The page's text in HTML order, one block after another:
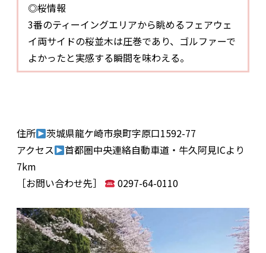
◎桜情報
3番のティーイングエリアから眺めるフェアウェ
イ両サイドの桜並木は圧巻であり、ゴルファーで
よかったと実感する瞬間を味わえる。
住所
茨城県龍ケ崎市泉町字原口1592-77
アクセス
首都圏中央連絡自動車道・牛久阿見ICより
7km
［お問い合わせ先］
0297-64-0110